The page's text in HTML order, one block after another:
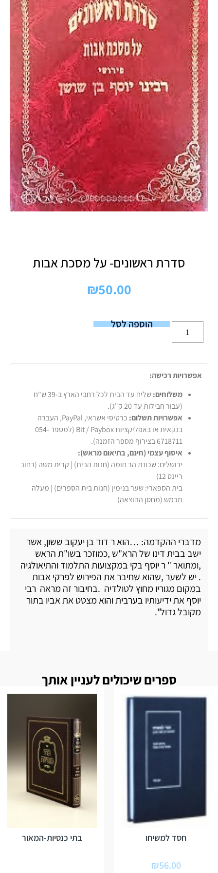
סדרת ראשונים- על מסכת אבות
₪50.00
הוספה לסל
אפשרויות רכישה:
משלוחים:
שליח עד הבית לכל רחבי הארץ ב-39 ש"ח
(עבור חבילות עד 20 ק"ג).
אפשרויות תשלום:
כרטיסי אשראי, PayPal, העברה
בנקאית או באפליקציות Bit / Paybox (למספר 054-
6718711 בצירוף מספר הזמנה).
איסוף עצמי (חינם, בתיאום מראש):
ירושלים: שכונת הר חומה (חנות הבית) | קרית משה (רחוב
ריינס 12)
בית הספארי: שער בנימין (חנות בית הספרים) | מעלה
מכמש (מחסן ההוצאה)
מדברי ההקדמה: …הוא ר דוד בן יעקוב ששון, אשר
ישב בבית דינו של הרא"ש ,כמוזכר בשו"ת הראש
,ומתואר " ר יוסף בקי במקצועות התלמוד והתיאולגיה
. יש לשער ,שהוא שחיבר את הפירוש לפרקי אבות
במקום מגוריו מחוץ לטולדיה .בחיבור זה מראה רבי
יוסף את ידיעותיו בערבית והוא מצטט את אביו בתור
מקובל גדול".
ספרים שיכולים לעניין אותך
חסד למשיחו
₪56.00
בתי כנסיות-המאור